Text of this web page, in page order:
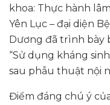
khoa: Thực hành
Yên Lục – đại diện
Dương đã trình bày
“Sử dụng kháng
sau phẫu thuật nội
Điểm đáng chú ý